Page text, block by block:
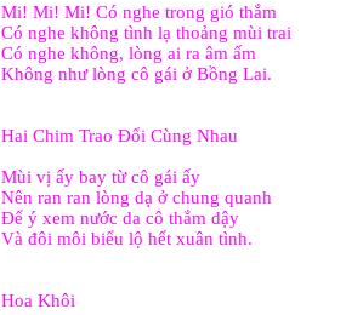
Mi! Mi! Mi! Có nghe trong gió thắm
Có nghe không tình lạ thoảng mùi trai
Có nghe không, lòng ai ra âm ấm
Không như lòng cô gái ở Bồng Lai.
Hai Chim Trao Đổi Cùng Nhau
Mùi vị ấy bay từ cô gái ấy
Nên ran ran lòng dạ ở chung quanh
Để ý xem nước da cô thắm dậy
Và đôi môi biểu lộ hết xuân tình.
Hoa Khôi